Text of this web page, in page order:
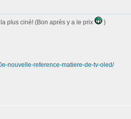
plus ciné! (Bon après y a le prix
)
nouvelle-reference-matiere-de-tv-oled/